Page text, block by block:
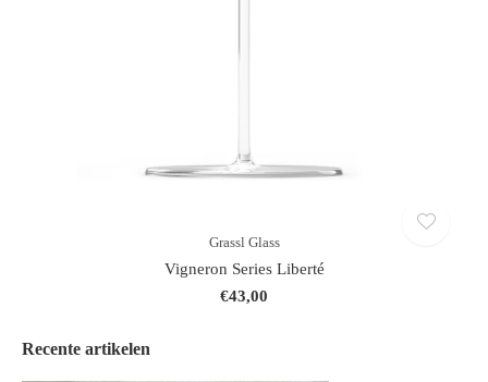
Grassl Glass
Vigneron Series Liberté
€43,00
Recente artikelen